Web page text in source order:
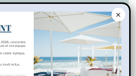
CHAMBRE
×